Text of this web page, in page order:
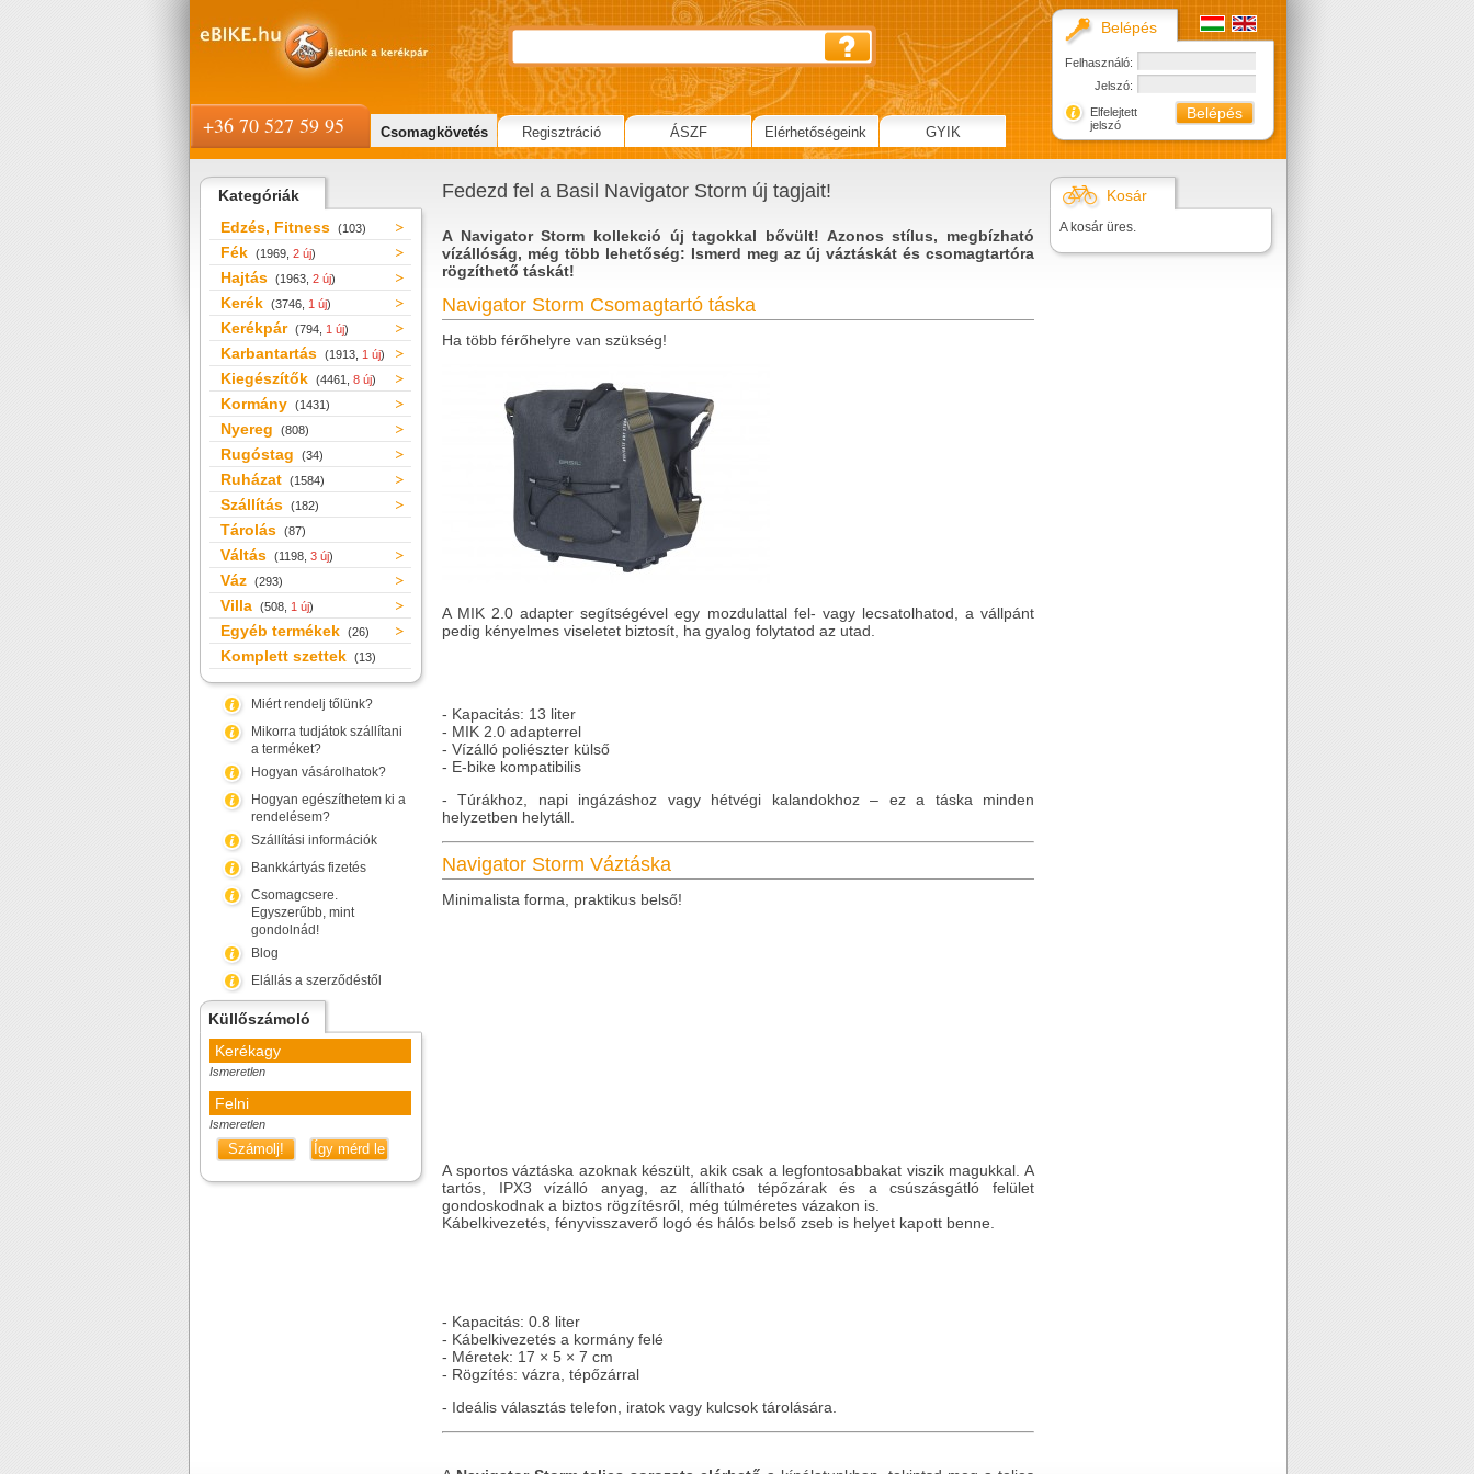
Kategóriák
Edzés, Fitness (103)
Fék (1969, 2 új)
Hajtás (1963, 2 új)
Kerék (3746, 1 új)
Kerékpár (794, 1 új)
Karbantartás (1913, 1 új)
Kiegészítők (4461, 8 új)
Kormány (1431)
Nyereg (808)
Rugóstag (34)
Ruházat (1584)
Szállítás (182)
Tárolás (87)
Váltás (1198, 3 új)
Váz (293)
Villa (508, 1 új)
Egyéb termékek (26)
Komplett szettek (13)
Miért rendelj tőlünk?
Mikorra tudjátok szállítani
a terméket?
Hogyan vásárolhatok?
Hogyan egészíthetem ki a
rendelésem?
Szállítási információk
Bankkártyás fizetés
Csomagcsere.
Egyszerűbb, mint
gondolnád!
Blog
Elállás a szerződéstől
Küllőszámoló
Kerékagy
Ismeretlen
Felni
Ismeretlen
Számolj! Így mérd le
Fedezd fel a Basil Navigator Storm új tagjait!
A Navigator Storm kollekció új tagokkal bővült! Azonos stílus, megbízható
vízállóság, még több lehetőség: Ismerd meg az új váztáskát és csomagtartóra
rögzíthető táskát!
Navigator Storm Csomagtartó táska
Ha több férőhelyre van szükség!
A MIK 2.0 adapter segítségével egy mozdulattal fel- vagy lecsatolhatod, a vállpánt
pedig kényelmes viseletet biztosít, ha gyalog folytatod az utad.
- Kapacitás: 13 liter
- MIK 2.0 adapterrel
- Vízálló poliészter külső
- E-bike kompatibilis
- Túrákhoz, napi ingázáshoz vagy hétvégi kalandokhoz – ez a táska minden
helyzetben helytáll.
Navigator Storm Váztáska
Minimalista forma, praktikus belső!
A sportos váztáska azoknak készült, akik csak a legfontosabbakat viszik magukkal. A
tartós, IPX3 vízálló anyag, az állítható tépőzárak és a csúszásgátló felület
gondoskodnak a biztos rögzítésről, még túlméretes vázakon is.
Kábelkivezetés, fényvisszaverő logó és hálós belső zseb is helyet kapott benne.
- Kapacitás: 0.8 liter
- Kábelkivezetés a kormány felé
- Méretek: 17 × 5 × 7 cm
- Rögzítés: vázra, tépőzárral
- Ideális választás telefon, iratok vagy kulcsok tárolására.
Kosár
A kosár üres.
Belépés
Felhasználó:
Jelszó:
Elfelejtett
jelszó
+36 70 527 59 95 Csomagkövetés Regisztráció ÁSZF Elérhetőségeink GYIK